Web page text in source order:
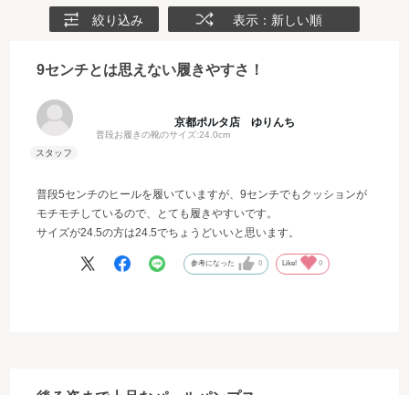
絞り込み 表示：新しい順
9センチとは思えない履きやすさ！
京都ポルタ店 ゆりんち
普段お履きの靴のサイズ:24.0cm
普段5センチのヒールを履いていますが、9センチでもクッションが
モチモチしているので、とても履きやすいです。
サイズが24.5の方は24.5でちょうどいいと思います。
参考になった 0 Like! 0